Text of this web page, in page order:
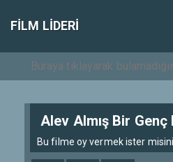
FILM LIDERI
Alev Almış Bir Genç
Bu filme oy vermek ister